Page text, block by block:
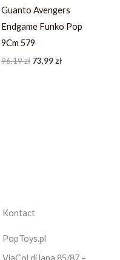
Guanto Avengers
Endgame Funko Pop
9Cm 579
96,19zł 73,99 zł
Kontact
PopToys.pl
ViaCol di lana 85/87 –